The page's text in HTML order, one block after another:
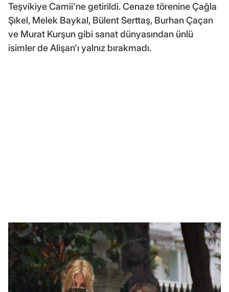
Teşvikiye Camii'ne getirildi. Cenaze törenine Çağla
Şıkel, Melek Baykal, Bülent Serttaş, Burhan Çaçan
ve Murat Kurşun gibi sanat dünyasından ünlü
isimler de Alişan'ı yalnız bırakmadı.